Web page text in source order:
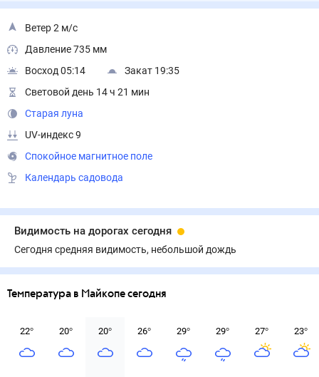
Ветер 2 м/с
Давление 735 мм
Восход 05:14
Закат 19:35
Световой день 14 ч 21 мин
Старая луна
UV-индекс 9
Спокойное магнитное поле
Календарь садовода
Видимость на дорогах сегодня
Сегодня средняя видимость, небольшой дождь
Температура в Майкопе сегодня
22° 20° 20° 26° 29° 29° 27° 23°